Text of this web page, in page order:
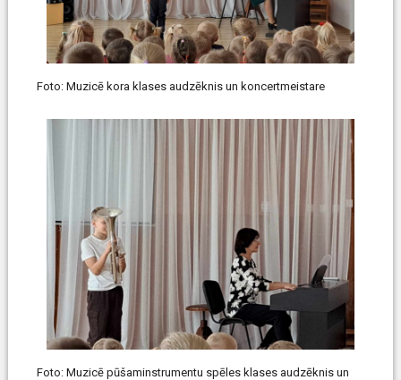
Foto: Muzicē kora klases audzēknis un koncertmeistare
Foto: Muzicē pūšaminstrumentu spēles klases audzēknis un